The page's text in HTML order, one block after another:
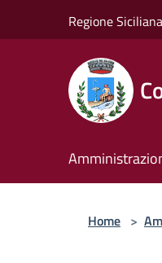
Regione Siciliana
Home >